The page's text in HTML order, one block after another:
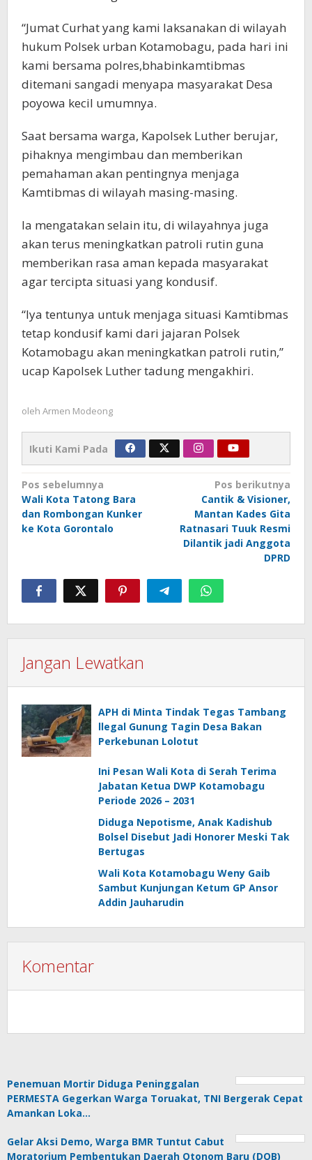
“Jumat Curhat yang kami laksanakan di wilayah
hukum Polsek urban Kotamobagu, pada hari ini
kami bersama polres,bhabinkamtibmas
ditemani sangadi menyapa masyarakat Desa
poyowa kecil umumnya.
Saat bersama warga, Kapolsek Luther berujar,
pihaknya mengimbau dan memberikan
pemahaman akan pentingnya menjaga
Kamtibmas di wilayah masing-masing.
Ia mengatakan selain itu, di wilayahnya juga
akan terus meningkatkan patroli rutin guna
memberikan rasa aman kepada masyarakat
agar tercipta situasi yang kondusif.
“Iya tentunya untuk menjaga situasi Kamtibmas
tetap kondusif kami dari jajaran Polsek
Kotamobagu akan meningkatkan patroli rutin,”
ucap Kapolsek Luther tadung mengakhiri.
oleh Armen Modeong
Ikuti Kami Pada
Navigasi
pos
Pos sebelumnya
Wali Kota Tatong Bara
dan Rombongan Kunker
ke Kota Gorontalo
Pos berikutnya
Cantik & Visioner,
Mantan Kades Gita
Ratnasari Tuuk Resmi
Dilantik jadi Anggota
DPRD
Jangan Lewatkan
APH di Minta Tindak Tegas Tambang
llegal Gunung Tagin Desa Bakan
Perkebunan Lolotut
Ini Pesan Wali Kota di Serah Terima
Jabatan Ketua DWP Kotamobagu
Periode 2026 – 2031
Diduga Nepotisme, Anak Kadishub
Bolsel Disebut Jadi Honorer Meski Tak
Bertugas
Wali Kota Kotamobagu Weny Gaib
Sambut Kunjungan Ketum GP Ansor
Addin Jauharudin
Komentar
Penemuan Mortir Diduga Peninggalan
PERMESTA Gegerkan Warga Toruakat, TNI Bergerak Cepat
Amankan Loka…
Gelar Aksi Demo, Warga BMR Tuntut Cabut
Moratorium Pembentukan Daerah Otonom Baru (DOB)